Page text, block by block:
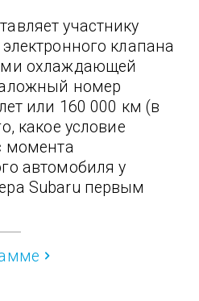
участнику
клапана
охлаждающей
номер
или 160 000 км (в
какое условие
момента
автомобиля у
Subaru первым